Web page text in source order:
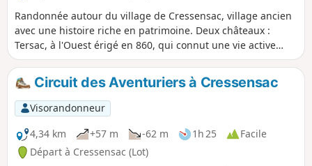
Randonnée autour du village de Cressensac, village ancien
avec une histoire riche en patrimoine. Deux châteaux :
Tersac, à l'Ouest érigé en 860, qui connut une vie active
sous Henri IV, aujourd'hui en ruine ; Chausseneige,
propriété privée, à l'Est, édifié au XIIe siècle et reconstruit
au XIIe siècle, en style Renaissance. Un presbytère au cœur
du village. En 1789, la paroisse devient une commune,
après avoir fait partie de la Vicomté de Turenne au IXe
siècle.
Circuit des Aventuriers à Cressensac
Visorandonneur
4,34 km
+57 m -62 m 1h 25
Facile
Départ à Cressensac (Lot)